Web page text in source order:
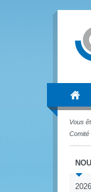
Vous
Comité
2026